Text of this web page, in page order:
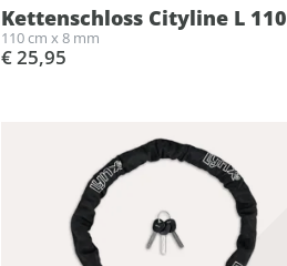
Kettenschloss Cityline L 110
110 cm x 8 mm
€ 25,95